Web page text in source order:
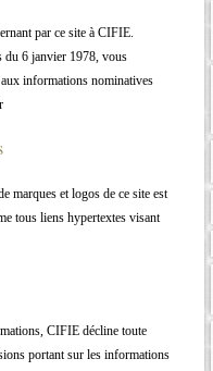
par ce site à CIFIE.
du 6 janvier 1978, vous
informations nominatives
marques et logos de ce site est
tous liens hypertextes visant
CIFIE décline toute
portant sur les informations